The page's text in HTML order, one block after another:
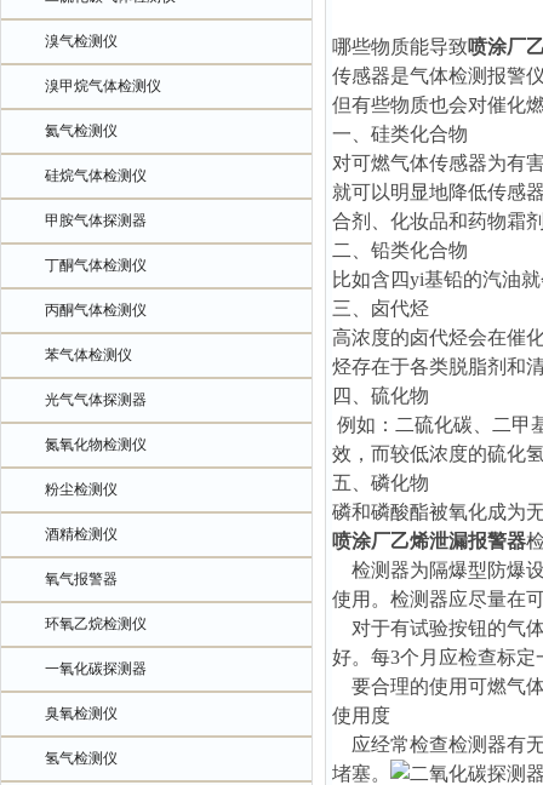
溴气检测仪
溴甲烷气体检测仪
氦气检测仪
硅烷气体检测仪
甲胺气体探测器
丁酮气体检测仪
丙酮气体检测仪
苯气体检测仪
光气气体探测器
氮氧化物检测仪
粉尘检测仪
酒精检测仪
氧气报警器
环氧乙烷检测仪
一氧化碳探测器
臭氧检测仪
氢气检测仪
哪些物质能导致喷涂厂
传感器是气体检测报警
但有些物质也会对催化
一、硅类化合物
对可燃气体传感器为有
就可以明显地降低传感
合剂、化妆品和药物霜
二、铅类化合物
比如含四yi基铅的汽油
三、卤代烃
高浓度的卤代烃会在催
烃存在于各类脱脂剂和
四、硫化物
例如：二硫化碳、二甲
效，而较低浓度的硫化
五、磷化物
磷和磷酸酯被氧化成为
喷涂厂乙烯泄漏报警器
检测器为隔爆型防爆
使用。检测器应尽量在
对于有试验按钮的气
好。每3个月应检查标
要合理的使用可燃气
使用度
应经常检查检测器有
堵塞。